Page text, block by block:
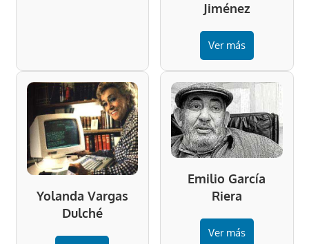
Jiménez
Ver más
Yolanda Vargas
Dulché
Emilio García
Riera
Ver más